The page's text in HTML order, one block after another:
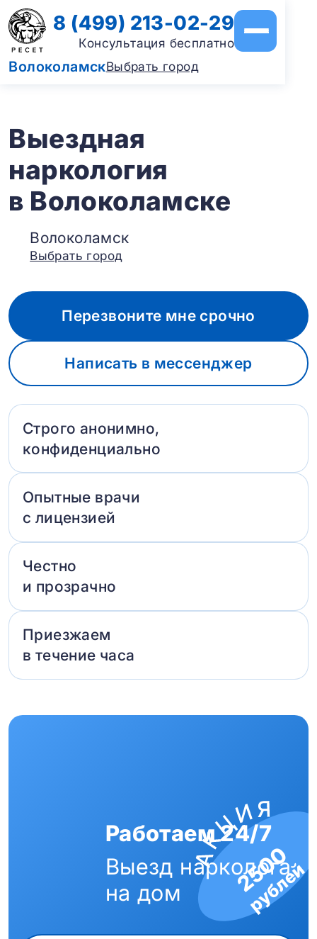
ВолоколамскВыбрать город
8 (499) 213-02-29
Консультация бесплатно
Выездная
наркология
в Волоколамске
Волоколамск
Выбрать город
Перезвоните мне срочно
Написать в мессенджер
Строго анонимно,
конфиденциально
Опытные врачи
с лицензией
Честно
и прозрачно
Приезжаем
в течение часа
2500
рублей
Работаем 24/7
Выезд нарколога
на дом